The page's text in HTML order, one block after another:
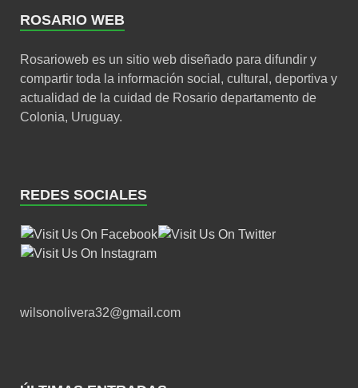
ROSARIO WEB
Rosarioweb es un sitio web diseñado para difundir y
compartir toda la información social, cultural, deportiva y
actualidad de la cuidad de Rosario departamento de
Colonia, Uruguay.
REDES SOCIALES
wilsonolivera32@gmail.com